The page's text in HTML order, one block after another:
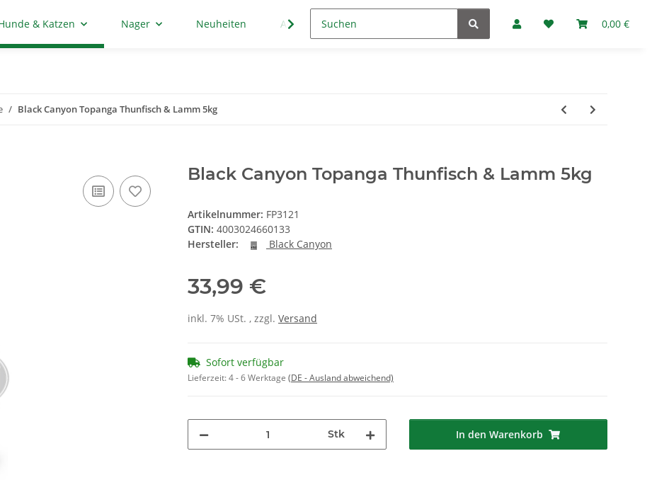
0,00 €
& Katzen Nager Neuheiten Aktion Marken
Black Canyon Topanga Thunfisch & Lamm 5kg
Black Canyon Topanga Thunfisch & Lamm 5kg
Artikelnummer: FP3121
GTIN: 4003024660133
Hersteller:
Black Canyon
33,99 €
inkl. 7% USt. , zzgl. Versand
Sofort verfügbar
Lieferzeit:4 - 6 Werktage (DE - Ausland abweichend)
Stk In den Warenkorb